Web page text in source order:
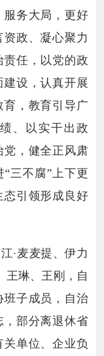
服务大局，更好
政、凝心聚力
任，以党的政
设，认真开展
，教育引导广
、以实干出政
，健全正风肃
三不腐”上下更
态引领形成良好
·麦麦提、伊力
王琳、王刚，自
子成员，自治
，部分离退休省
单位、企业负